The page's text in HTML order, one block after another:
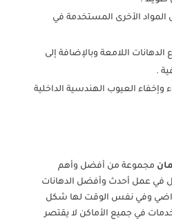
المواد الأخرى المستخدمة في
اللامعة وبالإضافة إلى
.
وإخفاء العيوب الهندسية الداخلية
مجموعة من أفضل وأهم
في عمل أحدث وأفضل الدهانات
وفي نفس الوقت لها شكل
في جميع الأماكن لا يقتصر